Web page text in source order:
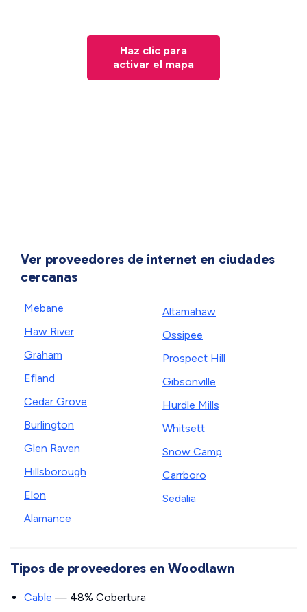
Haz clic para
activar el mapa
Ver proveedores de internet en ciudades
cercanas
Mebane
Haw River
Graham
Efland
Cedar Grove
Burlington
Glen Raven
Hillsborough
Elon
Alamance
Altamahaw
Ossipee
Prospect Hill
Gibsonville
Hurdle Mills
Whitsett
Snow Camp
Carrboro
Sedalia
Tipos de proveedores en Woodlawn
Cable — 48% Cobertura